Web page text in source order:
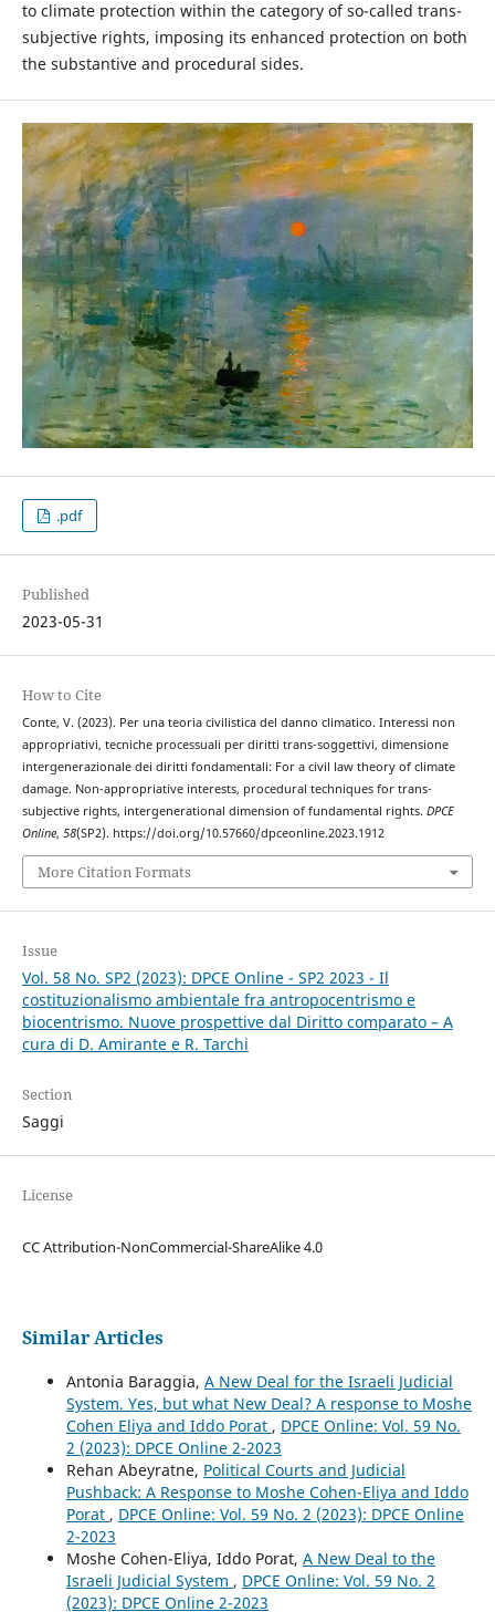
to climate protection within the category of so-called trans-
subjective rights, imposing its enhanced protection on both
the substantive and procedural sides.
.pdf
Published
2023-05-31
How to Cite
Conte, V. (2023). Per una teoria civilistica del danno climatico. Interessi non
appropriativi, tecniche processuali per diritti trans-soggettivi, dimensione
intergenerazionale dei diritti fondamentali: For a civil law theory of climate
damage. Non-appropriative interests, procedural techniques for trans-
subjective rights, intergenerational dimension of fundamental rights. DPCE
Online, 58(SP2). https://doi.org/10.57660/dpceonline.2023.1912
More Citation Formats
Issue
Vol. 58 No. SP2 (2023): DPCE Online - SP2 2023 - Il
costituzionalismo ambientale fra antropocentrismo e
biocentrismo. Nuove prospettive dal Diritto comparato – A
cura di D. Amirante e R. Tarchi
Section
Saggi
License
CC Attribution-NonCommercial-ShareAlike 4.0
Similar Articles
Antonia Baraggia, A New Deal for the Israeli Judicial
System. Yes, but what New Deal? A response to Moshe
Cohen Eliya and Iddo Porat , DPCE Online: Vol. 59 No.
2 (2023): DPCE Online 2-2023
Rehan Abeyratne, Political Courts and Judicial
Pushback: A Response to Moshe Cohen-Eliya and Iddo
Porat , DPCE Online: Vol. 59 No. 2 (2023): DPCE Online
2-2023
Moshe Cohen-Eliya, Iddo Porat, A New Deal to the
Israeli Judicial System , DPCE Online: Vol. 59 No. 2
(2023): DPCE Online 2-2023